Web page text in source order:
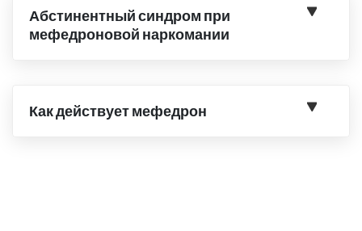
Абстинентный синдром при
мефедроновой наркомании
Как действует мефедрон